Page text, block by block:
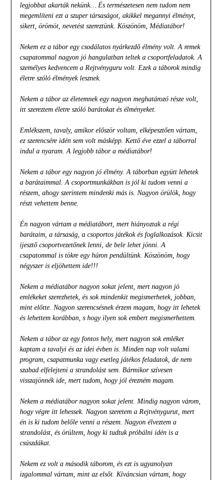
legjobbat akarták nekünk… És természetesen nem tudom nem
megemlíteni ezt a szuper társaságot, akikkel megannyi élményt,
sikert, örömöt, nevetést szereztünk. Köszönöm, Médiatábor!
Nekem ez a tábor egy csodálatos nyárkezdő élmény volt. A remek
csapatommal nagyon jó hangulatban teltek a csoportfeladatok. A
személyes kedvencem a Rejtvényguru volt. Ezek a táborok mindig
életre szóló élmények lesznek.
Nekem a tábor az életemnek egy nagyon meghatározó része volt,
itt szereztem életre szóló barátokat és élményeket.
Emlékszem, tavaly, amikor először voltam, elképesztően vártam,
ez szerencsére idén sem volt másképp. Kettő éve ezzel a táborral
indul a nyaram. A legjobb tábor a médiatábor!
Nekem a tábor egy nagyon jó élmény. A táborban együtt lehetek
a barátaimmal. A csoportmunkákban is jól ki tudom venni a
részem, ahogy szerintem mindenki más is. Nagyon örülök, hogy
részt vehettem benne.
Én nagyon vártam a médiatábort, mert hiányoztak a régi
barátaim, a társaság, a csoportos játékok és foglalkozások. Kicsit
ijesztő csoportvezetőnek lenni, de bele lehet jönni. A
csapatommal is tökre egy húron pendültünk. Köszönöm, hogy
négyszer is eljöhettem ide!!!
Nekem a médiatábor nagyon sokat jelent, mert nagyon jó
emlékeket szerezhetek, és sok mindenkit megismerhetek, jobban,
mint előtte. Nagyon szerencsésnek érzem magam, hogy itt lehetek
és lehettem korábban, s hogy ilyen sok embert megismerhettem.
Nekem a tábor az egy fontos hely, mert nagyon sok emléket
kaptam a tavalyi és az idei évben is. Minden nap volt valami
program, csapatmunka vagy esetleg játékos feladatok, de nem
szabad elfelejteni a strandolást sem. Bármikor szívesen
visszajönnék ide, mert tudom, hogy jól érezném magam.
Nekem a médiatábor nagyon sokat jelent. Mindig nagyon várom,
hogy végre itt lehessek. Nagyon szeretem a Rejtvénygurut, mert
én is ki tudom belőle venni a részem. Nagyon élveztem a
strandolást, és örültem, hogy ki tudtuk próbálni idén is a
csúszdákat.
Nekem ez volt a második táborom, és ezt is ugyanolyan
izgalommal vártam, mint az elsőt. Kíváncsian vártam, hogy